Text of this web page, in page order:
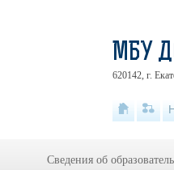
МБУ
620142, г.
Сведения об